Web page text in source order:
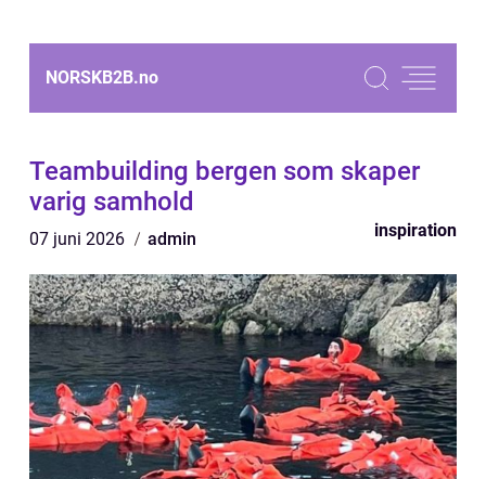
NORSKB2B.no
Teambuilding bergen som skaper
varig samhold
07 juni 2026 admin inspiration